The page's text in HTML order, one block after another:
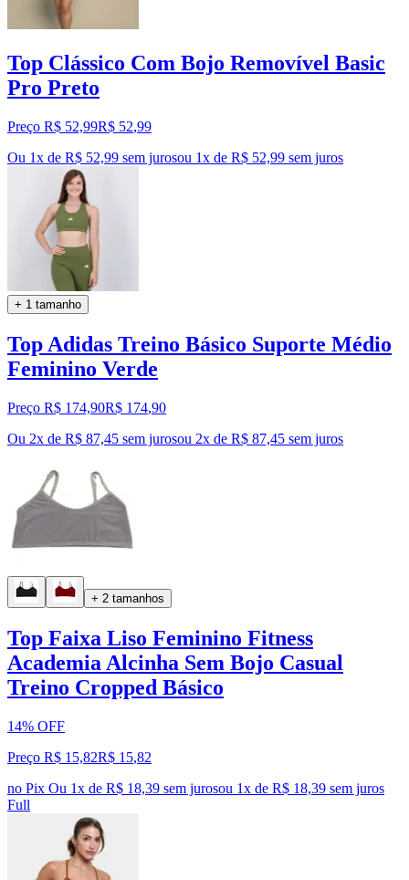
Top Clássico Com Bojo Removível Basic
Pro Preto
Preço R$ 52,99R$ 52,99
Ou 1x de R$ 52,99 sem jurosou 1x de R$ 52,99 sem juros
+ 1 tamanho
Top Adidas Treino Básico Suporte Médio
Feminino Verde
Preço R$ 174,90R$ 174,90
Ou 2x de R$ 87,45 sem jurosou 2x de R$ 87,45 sem juros
+ 2 tamanhos
Top Faixa Liso Feminino Fitness
Academia Alcinha Sem Bojo Casual
Treino Cropped Básico
14% OFF
Preço R$ 15,82R$ 15,82
no Pix Ou 1x de R$ 18,39 sem jurosou 1x de R$ 18,39 sem juros
Full